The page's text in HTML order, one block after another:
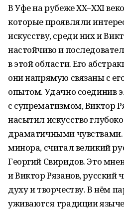
В Уфе на рубеже ХХ–XXI
которые проявляли
искусству, среди них и
настойчиво и
в этой области. Его
они напрямую связаны с
опытом. Удачно соединив
с супрематизмом, Виктор
насытил искусство
драматичными чувствами.
минора, считал великий
Георгий Свиридов. Это
и Виктор Рязанов, русский
духу и творчеству. В нём
уживаются традиции